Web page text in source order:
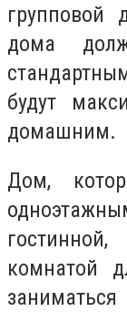
групповой
дома
будут
домашним.
Дом,
комнатой